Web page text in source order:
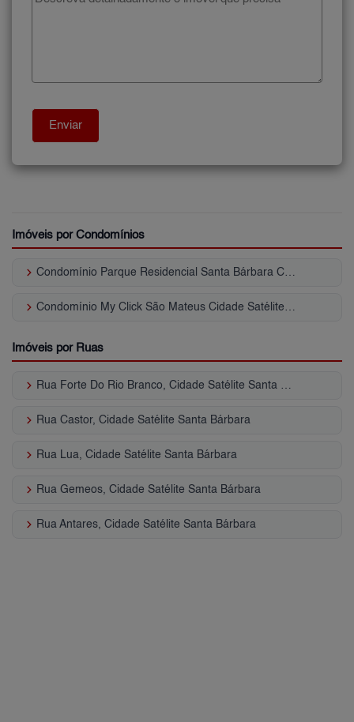
Imóveis por Condomínios
keyboard_arrow_right Condomínio Parque Residencial Santa Bárbara Cidade Satélite Santa Bárbara
keyboard_arrow_right Condomínio My Click São Mateus Cidade Satélite Santa Bárbara
Imóveis por Ruas
keyboard_arrow_right Rua Forte Do Rio Branco, Cidade Satélite Santa Bárbara
keyboard_arrow_right Rua Castor, Cidade Satélite Santa Bárbara
keyboard_arrow_right Rua Lua, Cidade Satélite Santa Bárbara
keyboard_arrow_right Rua Gemeos, Cidade Satélite Santa Bárbara
keyboard_arrow_right Rua Antares, Cidade Satélite Santa Bárbara